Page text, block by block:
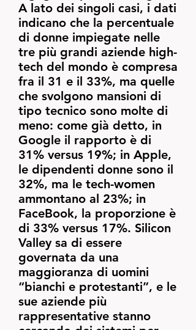
A lato dei singoli casi, i dati
indicano che la percentuale
di donne impiegate nelle
tre più grandi aziende high-
tech del mondo è compresa
fra il 31 e il 33%, ma quelle
che svolgono mansioni di
tipo tecnico sono molte di
meno: come già detto, in
Google il rapporto è di
31% versus 19%; in Apple,
le dipendenti donne sono il
32%, ma le tech-women
ammontano al 23%; in
FaceBook, la proporzione è
di 33% versus 17%. Silicon
Valley sa di essere
governata da una
maggioranza di uomini
“bianchi e protestanti”, e le
sue aziende più
rappresentative stanno